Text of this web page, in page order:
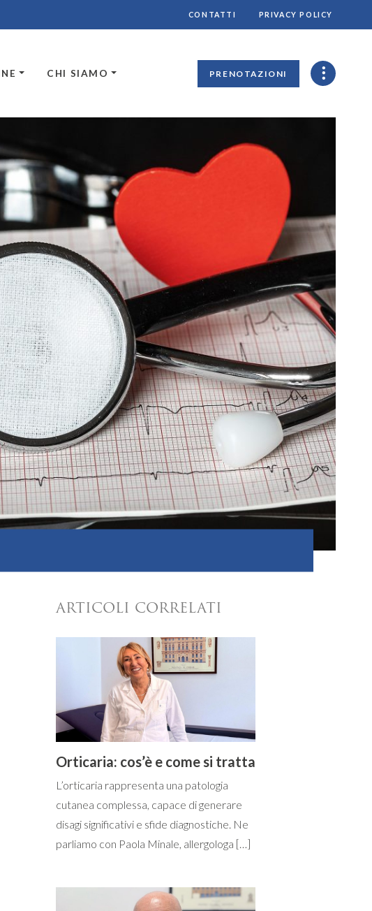
CONTATTI PRIVACY POLICY
CHI SIAMO PRENOTAZIONI
ARTICOLI CORRELATI
Orticaria: cos’è e come si tratta
L’orticaria rappresenta una patologia
cutanea complessa, capace di generare
disagi significativi e sfide diagnostiche. Ne
parliamo con Paola Minale, allergologa […]